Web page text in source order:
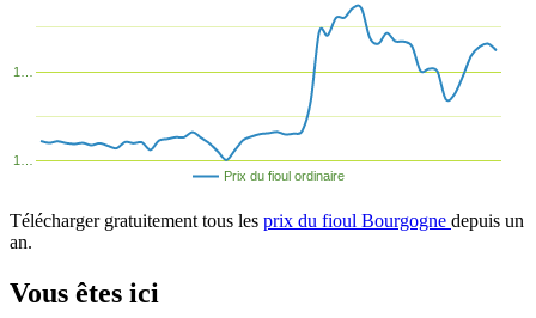
Prix du fioul ordinaire
1…
1…
Télécharger gratuitement tous les prix du fioul Bourgogne depuis un
an.
Vous êtes ici